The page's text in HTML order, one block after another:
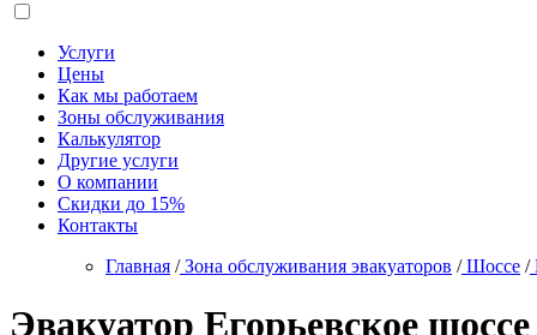
Услуги
Цены
Как мы работаем
Зоны обслуживания
Калькулятор
Другие услуги
О компании
Скидки до 15%
Контакты
Главная /Зона обслуживания эвакуаторов /Шоссе /
Эвакуатор Егорьевское шоссе